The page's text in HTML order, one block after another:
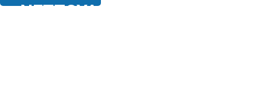
NETTOYAGE INSALUBRE OU